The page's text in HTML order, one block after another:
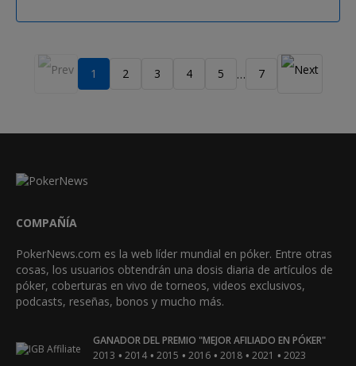
1 2 3 4 5 … 7
COMPAÑÍA
PokerNews.com es la web líder mundial en póker. Entre otras
cosas, los usuarios obtendrán una dosis diaria de artículos de
póker, coberturas en vivo de torneos, videos exclusivos,
podcasts, reseñas, bonos y mucho más.
GANADOR DEL PREMIO "MEJOR AFILIADO EN PÓKER"
2013 • 2014 • 2015 • 2016 • 2018 • 2021 • 2023